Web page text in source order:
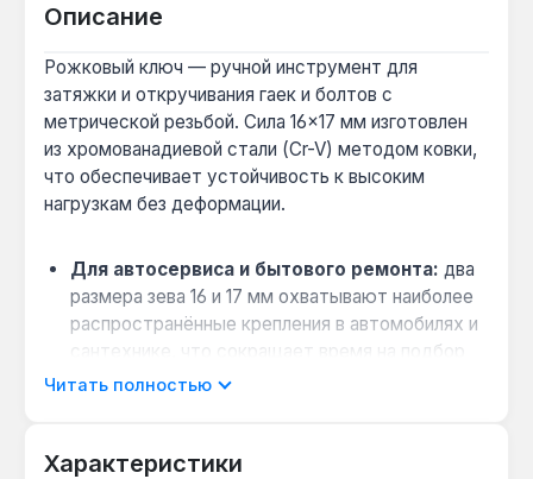
Описание
Рожковый ключ — ручной инструмент для
затяжки и откручивания гаек и болтов с
метрической резьбой. Сила 16×17 мм изготовлен
из хромованадиевой стали (Cr-V) методом ковки,
что обеспечивает устойчивость к высоким
нагрузкам без деформации.
Для автосервиса и бытового ремонта: два
размера зева 16 и 17 мм охватывают наиболее
распространённые крепления в автомобилях и
сантехнике, что сокращает время на подбор
инструмента.
покрытие предотвращает появление
Читать полностью
Характеристики